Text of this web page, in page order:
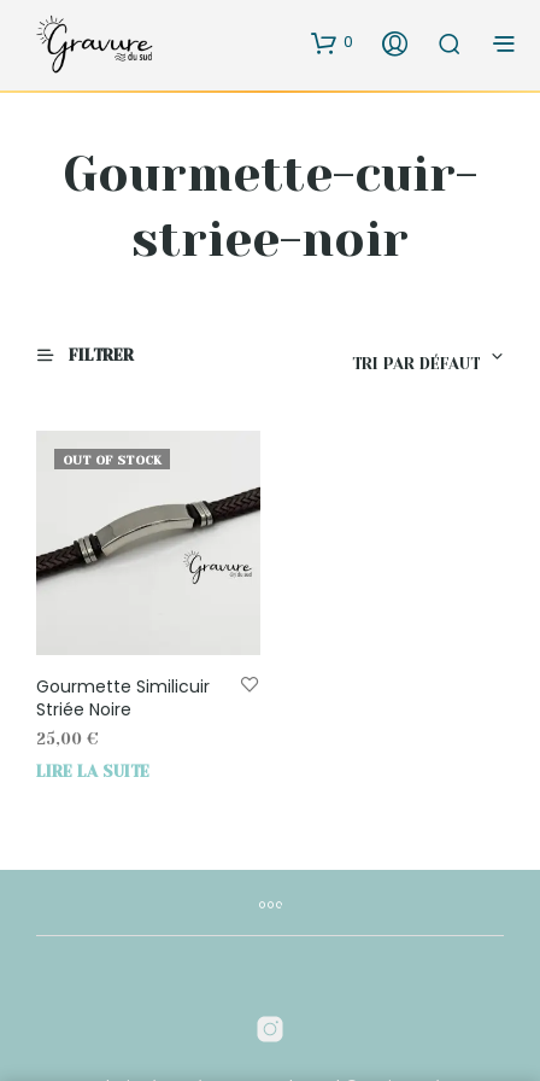
0
Gourmette-cuir-
striee-noir
FILTRER
TRI PAR DÉFAUT
OUT OF STOCK
Gourmette Similicuir
Striée Noire
25,00 €
LIRE LA SUITE